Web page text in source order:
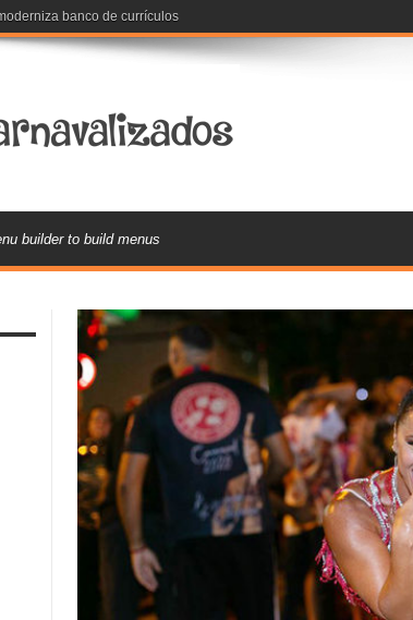
banco de currículos e inova na seleção de jurados para o
builder to build menus